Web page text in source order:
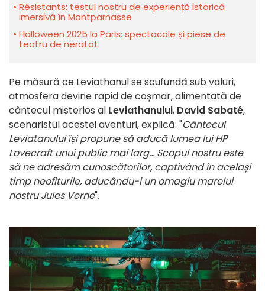
Résistants: testul nostru de experiență istorică
imersivă în Montparnasse
Halloween 2025 la Paris: spectacole și piese de
teatru de neratat
Pe măsură ce Leviathanul se scufundă sub valuri,
atmosfera devine rapid de coșmar, alimentată de
cântecul misterios al Leviathanului. David Sabaté,
scenaristul acestei aventuri, explică: "Cântecul
Leviatanului își propune să aducă lumea lui HP
Lovecraft unui public mai larg... Scopul nostru este
să ne adresăm cunoscătorilor, captivând în același
timp neofiturile, aducându-i un omagiu marelui
nostru Jules Verne".